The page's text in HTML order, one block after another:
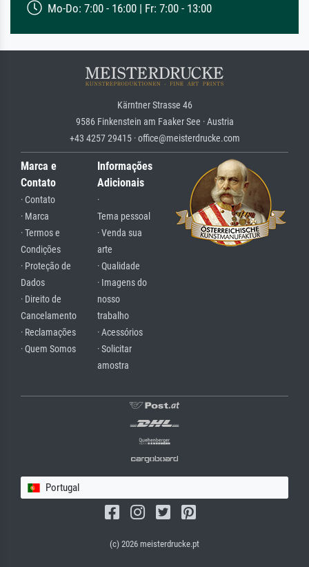
Mo-Do: 7:00 - 16:00 | Fr: 7:00 - 13:00
Kärntner Strasse 46
9586 Finkenstein am Faaker See · Austria
+43 4257 29415 · office@meisterdrucke.com
Marca e
Contato
· Contato
· Marca
· Termos e
Condições
· Proteção de
Dados
· Direito de
Cancelamento
· Reclamações
· Quem Somos
Informações
Adicionais
·
Tema pessoal
· Venda sua
arte
· Qualidade
· Imagens do
nosso
trabalho
· Acessórios
· Solicitar
amostra
Portugal
(c) 2026 meisterdrucke.pt